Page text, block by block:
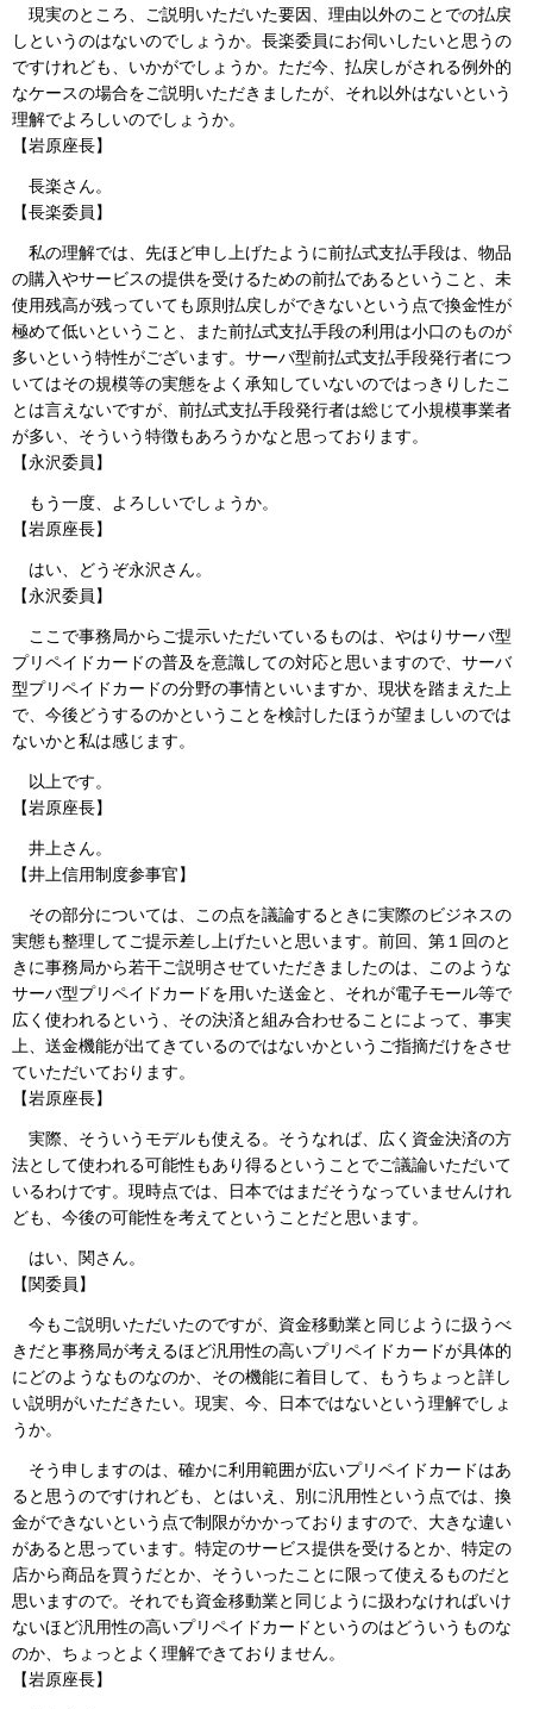
現実のところ、ご説明いただいた要因、理由以外のことでの払戻
しというのはないのでしょうか。長楽委員にお伺いしたいと思うの
ですけれども、いかがでしょうか。ただ今、払戻しがされる例外的
なケースの場合をご説明いただきましたが、それ以外はないという
理解でよろしいのでしょうか。
【岩原座長】
長楽さん。
【長楽委員】
私の理解では、先ほど申し上げたように前払式支払手段は、物品
の購入やサービスの提供を受けるための前払であるということ、未
使用残高が残っていても原則払戻しができないという点で換金性が
極めて低いということ、また前払式支払手段の利用は小口のものが
多いという特性がございます。サーバ型前払式支払手段発行者につ
いてはその規模等の実態をよく承知していないのではっきりしたこ
とは言えないですが、前払式支払手段発行者は総じて小規模事業者
が多い、そういう特徴もあろうかなと思っております。
【永沢委員】
もう一度、よろしいでしょうか。
【岩原座長】
はい、どうぞ永沢さん。
【永沢委員】
ここで事務局からご提示いただいているものは、やはりサーバ型
プリペイドカードの普及を意識しての対応と思いますので、サーバ
型プリペイドカードの分野の事情といいますか、現状を踏まえた上
で、今後どうするのかということを検討したほうが望ましいのでは
ないかと私は感じます。
以上です。
【岩原座長】
井上さん。
【井上信用制度参事官】
その部分については、この点を議論するときに実際のビジネスの
実態も整理してご提示差し上げたいと思います。前回、第１回のと
きに事務局から若干ご説明させていただきましたのは、このような
サーバ型プリペイドカードを用いた送金と、それが電子モール等で
広く使われるという、その決済と組み合わせることによって、事実
上、送金機能が出てきているのではないかというご指摘だけをさせ
ていただいております。
【岩原座長】
実際、そういうモデルも使える。そうなれば、広く資金決済の方
法として使われる可能性もあり得るということでご議論いただいて
いるわけです。現時点では、日本ではまだそうなっていませんけれ
ども、今後の可能性を考えてということだと思います。
はい、関さん。
【関委員】
今もご説明いただいたのですが、資金移動業と同じように扱うべ
きだと事務局が考えるほど汎用性の高いプリペイドカードが具体的
にどのようなものなのか、その機能に着目して、もうちょっと詳し
い説明がいただきたい。現実、今、日本ではないという理解でしょ
うか。
そう申しますのは、確かに利用範囲が広いプリペイドカードはあ
ると思うのですけれども、とはいえ、別に汎用性という点では、換
金ができないという点で制限がかかっておりますので、大きな違い
があると思っています。特定のサービス提供を受けるとか、特定の
店から商品を買うだとか、そういったことに限って使えるものだと
思いますので。それでも資金移動業と同じように扱わなければいけ
ないほど汎用性の高いプリペイドカードというのはどういうものな
のか、ちょっとよく理解できておりません。
【岩原座長】